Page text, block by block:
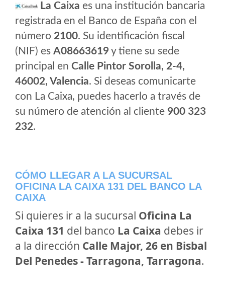
La Caixa es una institución bancaria
registrada en el Banco de España con el
número 2100. Su identificación fiscal
(NIF) es A08663619 y tiene su sede
principal en Calle Pintor Sorolla, 2-4,
46002, Valencia. Si deseas comunicarte
con La Caixa, puedes hacerlo a través de
su número de atención al cliente 900 323
232.
CÓMO LLEGAR A LA SUCURSAL
OFICINA LA CAIXA 131 DEL BANCO LA
CAIXA
Si quieres ir a la sucursal Oficina La
Caixa 131 del banco La Caixa debes ir
a la dirección Calle Major, 26 en Bisbal
Del Penedes - Tarragona, Tarragona.